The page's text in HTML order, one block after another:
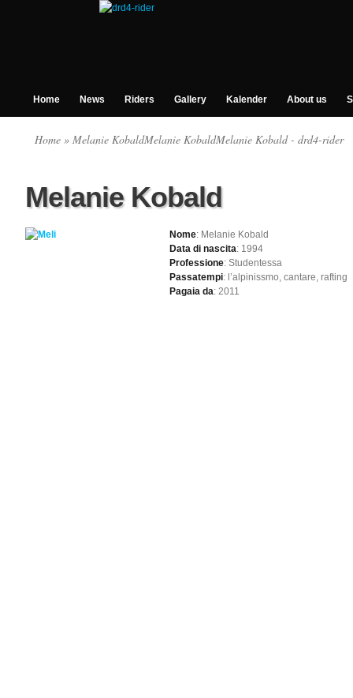
Home News Riders Gallery Kalender About us
Home » Melanie KobaldMelanie KobaldMelanie Kobald - drd4-rider
Melanie Kobald
Nome: Melanie Kobald
Data di nascita: 1994
Professione: Studentessa
Passatempi: l’alpinissmo, cantare, rafting
Pagaia da: 2011